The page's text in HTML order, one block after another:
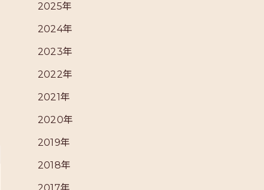
2025年
2024年
2023年
2022年
2021年
2020年
2019年
2018年